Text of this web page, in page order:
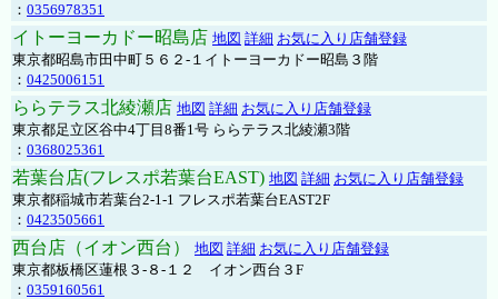
： 0356978351
イトーヨーカドー昭島店 地図 詳細 お気に入り店舗登録
東京都昭島市田中町５６２-１イトーヨーカドー昭島３階
： 0425006151
ららテラス北綾瀬店 地図 詳細 お気に入り店舗登録
東京都足立区谷中4丁目8番1号 ららテラス北綾瀬3階
： 0368025361
若葉台店(フレスポ若葉台EAST) 地図 詳細 お気に入り店舗登録
東京都稲城市若葉台2-1-1 フレスポ若葉台EAST2F
： 0423505661
西台店（イオン西台） 地図 詳細 お気に入り店舗登録
東京都板橋区蓮根３-８-１２ イオン西台３F
： 0359160561